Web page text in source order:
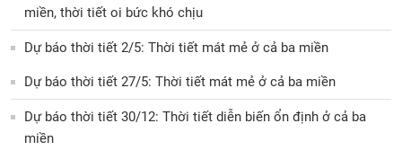
miền, thời tiết oi bức khó chịu
Dự báo thời tiết 2/5: Thời tiết mát mẻ ở cả ba miền
Dự báo thời tiết 27/5: Thời tiết mát mẻ ở cả ba miền
Dự báo thời tiết 30/12: Thời tiết diễn biến ổn định ở cả ba
miền